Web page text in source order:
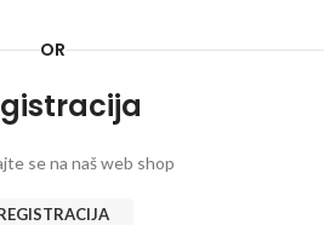
OR
se na naš web shop